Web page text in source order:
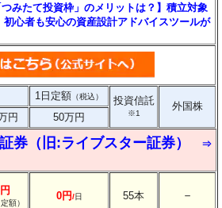
みたて投資枠」のメリットは？】積立対象
心者も安心の資産設計アドバイスツールが
1日定額 （税込） 投資信託
※1
外国株
円 50万円
券（旧:ライブスター証券）
⇒
額）
0円/日 55本 －